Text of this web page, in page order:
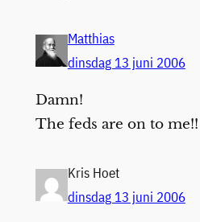
Matthias
dinsdag 13 juni 2006
Damn!
The feds are on to me!!
Kris Hoet
dinsdag 13 juni 2006